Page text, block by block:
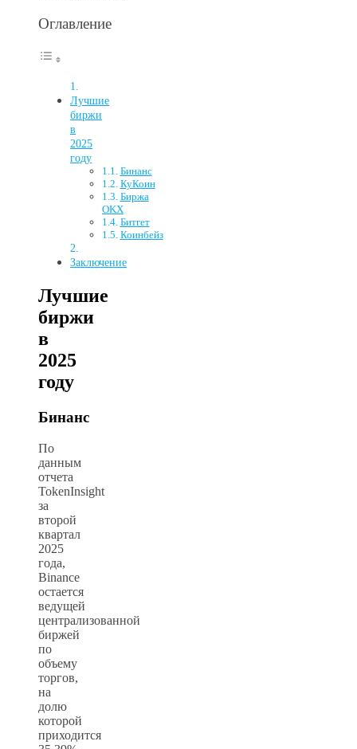
Оглавление
Лучшие
биржи
в
2025
году
Бинанс
КуКоин
Биржа
OKX
Битгет
Коинбейз
Заключение
Лучшие
биржи
в
2025
году
Бинанс
По
данным
отчета
TokenInsight
за
второй
квартал
2025
года,
Binance
остается
ведущей
централизованной
биржей
по
объему
торгов,
на
долю
которой
приходится